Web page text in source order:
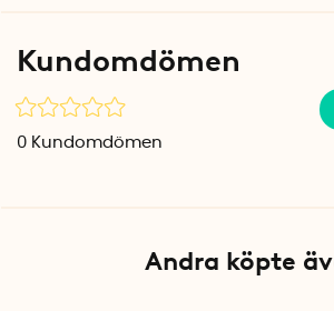
långpanna ur ugnen. Den största formen
Mått stor form: 41 cm
Kundomdömen
0 Kundomdömen
Andra köpte